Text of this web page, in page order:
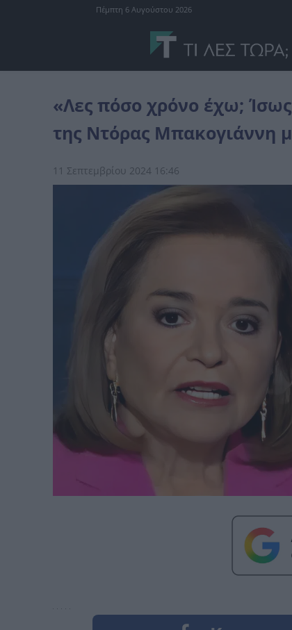
Πέμπτη 6 Αυγούστου 2026
«Λες πόσο χρόνο έχω;
της Ντόρας Μπακογιάννη
11 Σεπτεμβρίου 2024 16:46